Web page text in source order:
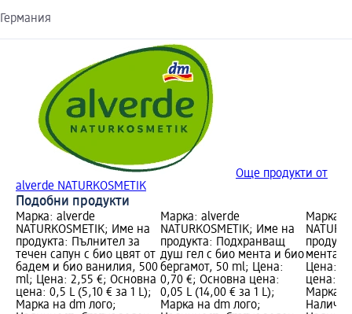
Германия
Още продукти от
alverde NATURKOSMETIK
Подобни продукти
Марка: alverde
NATURKOSMETIK; Име на
продукта: Пълнител за
течен сапун с био цвят от
бадем и био ванилия, 500
ml; Цена: 2,55 €; Основна
цена: 0,5 L (5,10 € за 1 L);
Марка на dm лого;
Марка: alverde
NATURKOSMETIK; Име на
продукта: Подхранващ
душ гел с био мента и био
бергамот, 50 ml; Цена:
0,70 €; Основна цена:
0,05 L (14,00 € за 1 L);
Марка на dm лого;
Марка:
мента и
Цена:
цена:
Марка